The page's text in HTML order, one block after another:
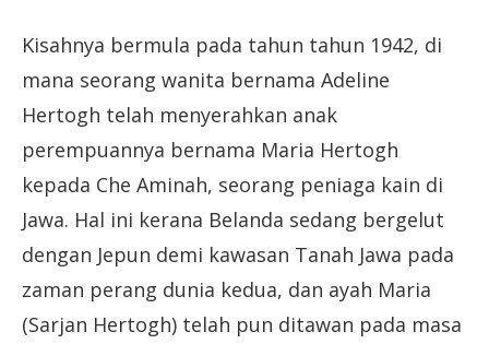
Kisahnya bermula pada tahun tahun 1942, di
mana seorang wanita bernama Adeline
Hertogh telah menyerahkan anak
perempuannya bernama Maria Hertogh
kepada Che Aminah, seorang peniaga kain di
Jawa. Hal ini kerana Belanda sedang bergelut
dengan Jepun demi kawasan Tanah Jawa pada
zaman perang dunia kedua, dan ayah Maria
(Sarjan Hertogh) telah pun ditawan pada masa